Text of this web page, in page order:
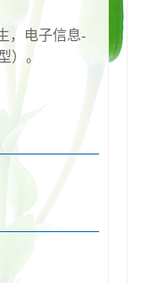
，电子信息-
） 。